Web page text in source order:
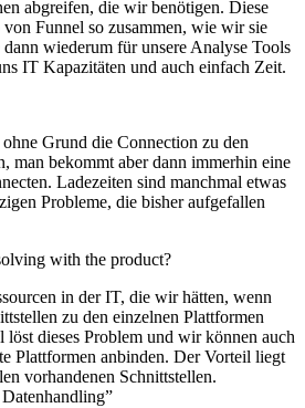
abgreifen, die wir benötigen. Diese
Funnel so zusammen, wie wir sie
wiederum für unsere Analyse Tools
IT Kapazitäten und auch einfach Zeit.
Grund die Connection zu den
man bekommt aber dann immerhin eine
Ladezeiten sind manchmal etwas
Probleme, die bisher aufgefallen
with the product?
in der IT, die wir hätten, wenn
zu den einzelnen Plattformen
löst dieses Problem und wir können auch
Plattformen anbinden. Der Vorteil liegt
vorhandenen Schnittstellen.